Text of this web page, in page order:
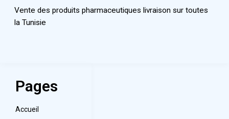
Vente des produits pharmaceutiques livraison sur toutes
la Tunisie
Pages
Accueil